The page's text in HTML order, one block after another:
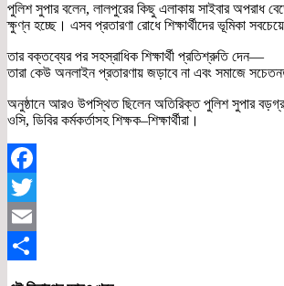
পুলিশ সুপার বলেন, লালপুরের কিছু এলাকায় সাইবার অপরাধ
ক্ষুণ্ন হচ্ছে। এসব প্রতারণা রোধে শিক্ষার্থীদের ভূমিকা
তার বক্তব্যের পর সহস্রাধিক শিক্ষার্থী প্রতিশ্রুতি দেন—
তারা কেউ অনলাইন প্রতারণায় জড়াবে না এবং সমাজে
অনুষ্ঠানে আরও উপস্থিত ছিলেন অতিরিক্ত পুলিশ সুপার
ওসি, ডিবির কর্মকর্তাসহ শিক্ষক–শিক্ষার্থীরা।
Facebook
Twitter
Email